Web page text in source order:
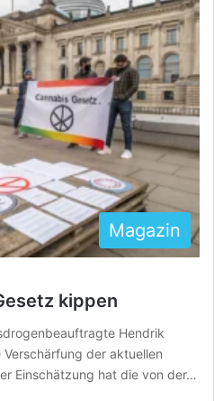
Magazin
kippen
Hendrik
der aktuellen
Einschätzung hat die von der…